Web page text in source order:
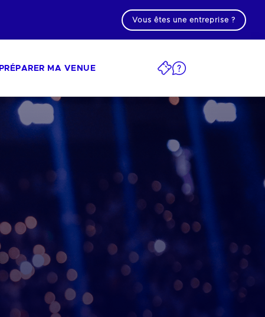
Vous êtes une entreprise ?
PRÉPARER MA VENUE